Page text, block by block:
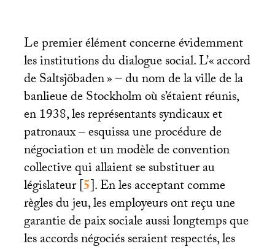
Le premier élément concerne évidemment
les institutions du dialogue social. L’«accord
de Saltsjöbaden» – du nom de la ville de la
banlieue de Stockholm où s’étaient réunis,
en 1938, les représentants syndicaux et
patronaux – esquissa une procédure de
négociation et un modèle de convention
collective qui allaient se substituer au
législateur[5]. En les acceptant comme
règles du jeu, les employeurs ont reçu une
garantie de paix sociale aussi longtemps que
les accords négociés seraient respectés, les